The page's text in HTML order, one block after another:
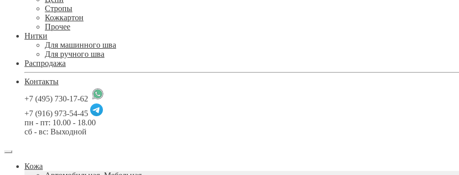
Стропы
Кожкартон
Прочее
Нитки
Для машинного шва
Для ручного шва
Распродажа
Контакты
+7 (495) 730-17-62
+7 (916) 973-54-45
пн - пт: 10.00 - 18.00
сб - вс: Выходной
Кожа